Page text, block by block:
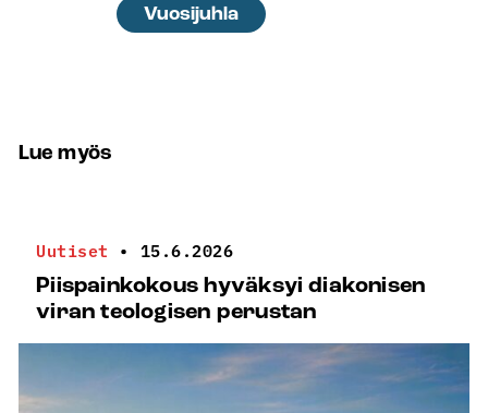
Vuosijuhla
Lue myös
Uutiset • 15.6.2026
Piispainkokous hyväksyi diakonisen
viran teologisen perustan